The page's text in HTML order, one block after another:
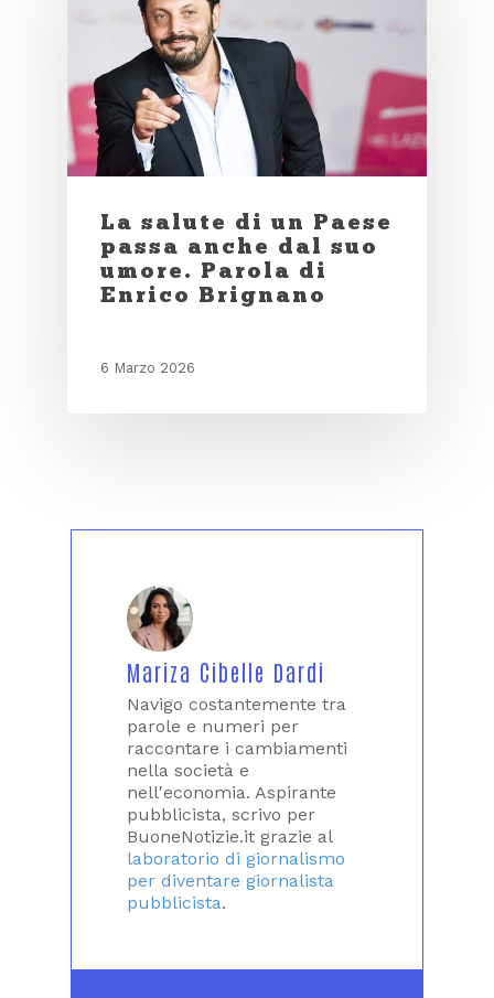
La salute di un Paese
passa anche dal suo
umore. Parola di
Enrico Brignano
6 Marzo 2026
Mariza Cibelle Dardi
Navigo costantemente tra
parole e numeri per
raccontare i cambiamenti
nella società e
nell'economia. Aspirante
pubblicista, scrivo per
BuoneNotizie.it grazie al
laboratorio di giornalismo
per diventare giornalista
pubblicista.